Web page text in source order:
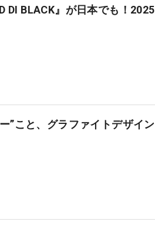
DI BLACK』が日本でも！2025
”こと、グラファイトデザイン